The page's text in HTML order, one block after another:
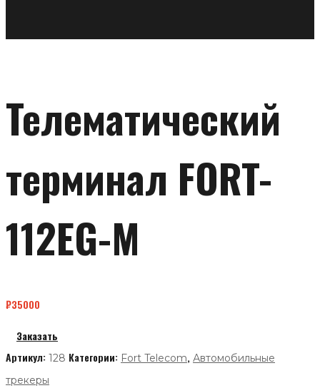
Телематический
терминал FORT-
112EG-M
₽35000
Заказать
Артикул: 128 Категории: Fort Telecom, Автомобильные
трекеры